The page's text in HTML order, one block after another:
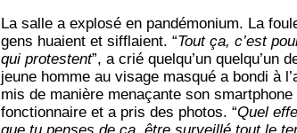
La salle a explo­sé en pan­dé­mo­nium. La
gens huaient et sif­flaient. “Tout ça, c’est
qui pro­testent”, a crié quelqu’un quel­qu’un
jeune homme au visage mas­qué a bon­di à
mis de manière mena­çante son
fonc­tion­naire et a pris des pho­tos. “Quel